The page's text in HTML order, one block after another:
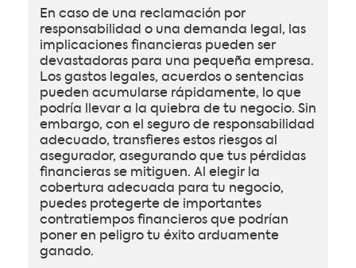
En caso de una reclamación por
responsabilidad o una demanda legal, las
implicaciones financieras pueden ser
devastadoras para una pequeña empresa.
Los gastos legales, acuerdos o sentencias
pueden acumularse rápidamente, lo que
podría llevar a la quiebra de tu negocio. Sin
embargo, con el seguro de responsabilidad
adecuado, transfieres estos riesgos al
asegurador, asegurando que tus pérdidas
financieras se mitiguen. Al elegir la
cobertura adecuada para tu negocio,
puedes protegerte de importantes
contratiempos financieros que podrían
poner en peligro tu éxito arduamente
ganado.